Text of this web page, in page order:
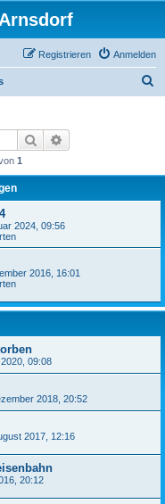
Anmelden
Registrieren
Suche
1
2024, 09:56
2016, 16:01
09:08
2018, 20:52
2017, 12:16
20:12